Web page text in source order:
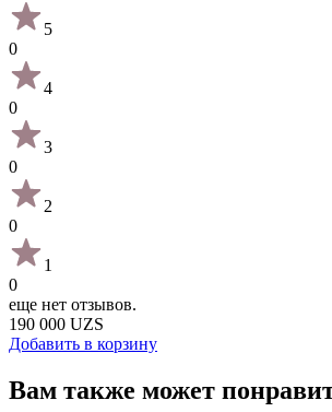
5
0
4
0
3
0
2
0
1
0
еще нет отзывов.
190 000 UZS
Добавить в корзину
Вам также может